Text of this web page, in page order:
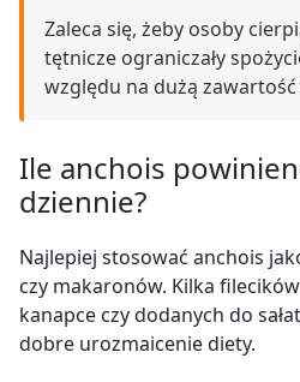
Zaleca się, żeby osoby
tętnicze ograniczały
względu na dużą
Ile anchois
dziennie?
Najlepiej stosować anchois
czy makaronów. Kilka
kanapce czy dodanych do
dobre urozmaicenie diety.